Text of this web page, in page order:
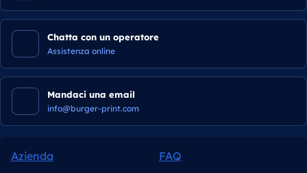
Chatta con un operatore
Assistenza online
Mandaci una email
info@burger-print.com
Azienda
FAQ